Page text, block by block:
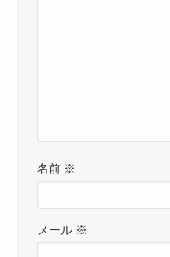
名前 ※
メール ※